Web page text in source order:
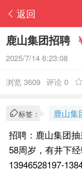
返回
鹿山集团招聘
2025/7/14 6:23:08
浏览 3609 评论 0
标签： 鹿山集
招聘：鹿山集团
58周岁，有井下
13946528197-